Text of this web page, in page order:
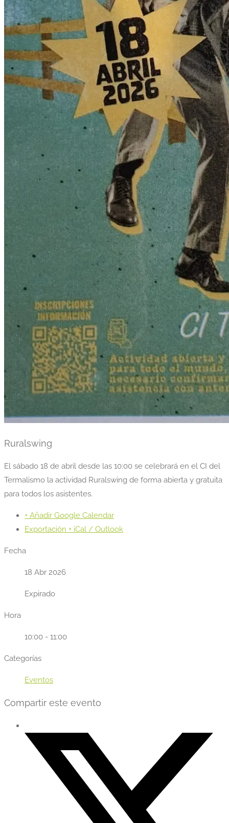
Ruralswing
El sábado 18 de abril desde las 10:00 se celebrará en el CI del
Termalismo la actividad Ruralswing de forma abierta y gratuita
para todos los asistentes.
+ Añadir Google Calendar
Exportación + iCal / Outlook
Fecha
18 Abr 2026
Expirado
Hora
10:00 - 11:00
Categorías
Eventos
Compartir este evento